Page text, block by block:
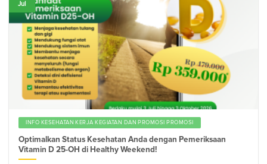
INFO KESEHATAN KERJA KEGIATAN DAN PROMOSI PROMOSI
Optimalkan Status Kesehatan Anda dengan Pemeriksaan
Vitamin D 25-OH di Healthy Weekend!
Jul